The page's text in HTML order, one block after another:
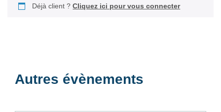
Déjà client ?Cliquez ici pour vous connecter
Autres évènements